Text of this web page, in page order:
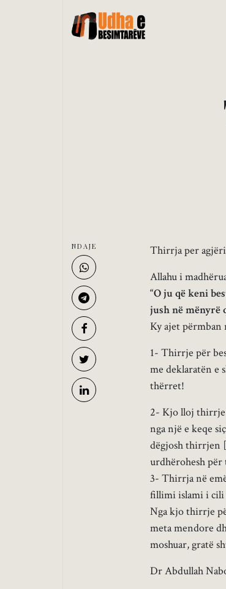
Thirrja per
Allahu i
“O ju që keni
jush në mënyrë
Ky ajet përmban
1- Thirrje për
me deklaratën e
thërret!
2- Kjo lloj thirrje
nga një e keqe
dëgjosh thirrjen
urdhërohesh
3- Thirrja në
fillimi islami i cili
Nga kjo thirrje
meta mendore
moshuar, gratë
Dr Abdullah
NDAJE